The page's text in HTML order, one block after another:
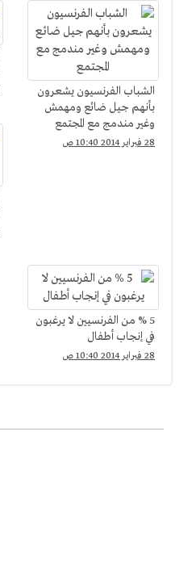
الشباب الفرنسيون يشعرون
بأنهم جيل ضائع ومهمش
وغير مندمج مع المجتمع
28 فبراير 2014 10:40 ص
5 % من الفرنسيين لا يرغبون
في إنجاب أطفال
28 فبراير 2014 10:40 ص